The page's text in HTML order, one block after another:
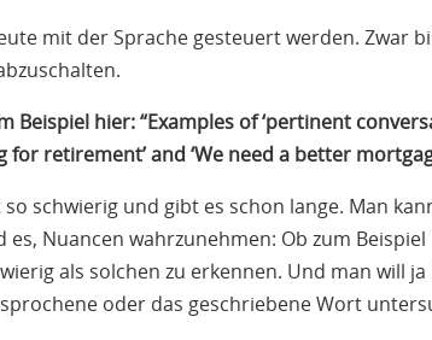
mit der Sprache gesteuert werden.
Beispiel hier: “Examples of ‘pertinent
retirement’ and ‘We need a better
schwierig und gibt es schon lange. Man
Nuancen wahrzunehmen: Ob zum
als solchen zu erkennen. Und man will
oder das geschriebene Wort